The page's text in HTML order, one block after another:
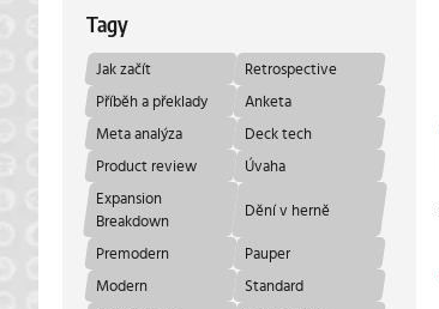
Tagy
Jak začít Retrospective
Příběh a překlady Anketa
Meta analýza Deck tech
Product review Úvaha
Expansion
Breakdown
Dění v herně
Premodern Pauper
Modern Standard